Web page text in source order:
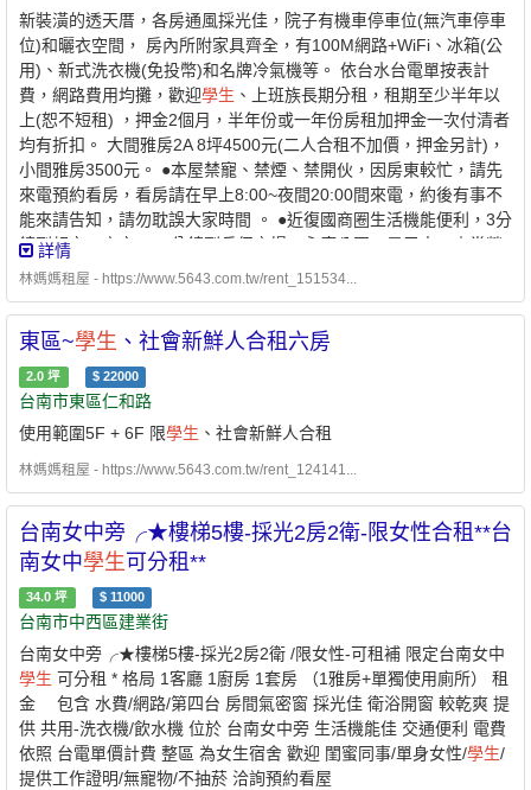
新裝潢的透天厝，各房通風採光佳，院子有機車停車位(無汽車停車
位)和曬衣空間， 房內所附家具齊全，有100M網路+WiFi、冰箱(公
用)、新式洗衣機(免投幣)和名牌冷氣機等。 依台水台電單按表計
費，網路費用均攤，歡迎學生 、上班族長期分租，租期至少半年以
上(恕不短租) ，押金2個月，半年份或一年份房租加押金一次付清者
均有折扣。 大間雅房2A 8坪4500元(二人合租不加價，押金另計)，
小間雅房3500元。 ●本屋禁寵、禁煙、禁開伙，因房東較忙，請先
來電預約看房，看房請在早上8:00~夜間20:00間來電，約後有事不
能來請告知，請勿耽誤大家時間 。 ●近復國商圈生活機能便利，3分
鐘到超市、夜市，10分鐘到兵仔市場、永康公園、星巴克、麥當勞
等，距離夢時代、國賓影城等也很近 ，但本屋鬧中取靜，環境清幽
須先預約，恕不接受代租，懇請仲介和同行勿擾。
詳情
林媽媽租屋 - https://www.5643.com.tw/rent_151534...
東區~學生 、社會新鮮人合租六房
2.0 坪 $ 22000
台南市東區仁和路
使用範圍5F + 6F 限學生 、社會新鮮人合租
林媽媽租屋 - https://www.5643.com.tw/rent_124141...
台南女中旁╭★樓梯5樓-採光2房2衛-限女性合租**台
南女中學生可分租**
34.0 坪 $ 11000
台南市中西區建業街
台南女中旁╭★樓梯5樓-採光2房2衛 /限女性-可租補 限定台南女中
學生 可分租 * 格局 1客廳 1廚房 1套房 （1雅房+單獨使用廁所） 租
金 包含 水費/網路/第四台 房間氣密窗 採光佳 衛浴開窗 較乾爽 提
供 共用-洗衣機/飲水機 位於 台南女中旁 生活機能佳 交通便利 電費
依照 台電單價計費 整區 為女生宿舍 歡迎 閨蜜同事/單身女性/學生/
提供工作證明/無寵物/不抽菸 洽詢預約看屋